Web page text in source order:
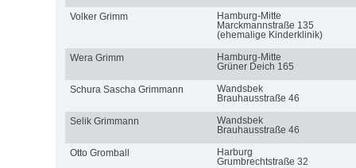
Volker Grimm
Hamburg-Mitte
Marckmannstraße 135
(ehemalige Kinderklinik)
Wera Grimm
Hamburg-Mitte
Grüner Deich 165
Schura Sascha Grimmann
Wandsbek
Brauhausstraße 46
Selik Grimmann
Wandsbek
Brauhausstraße 46
Otto Gromball
Harburg
Grumbrechtstraße 32